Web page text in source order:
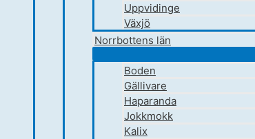
Uppvidinge
Växjö
Norrbottens län
Boden
Gällivare
Haparanda
Jokkmokk
Kalix